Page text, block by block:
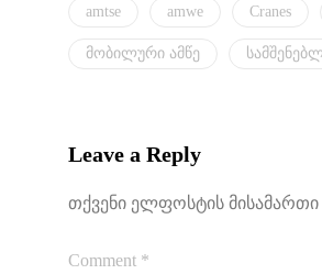
amtse amwe Cranes
მობილური ამწე
Leave a Reply
თქვენი ელფოსტის